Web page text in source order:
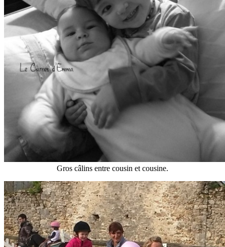
Gros câlins entre cousin et cousine.